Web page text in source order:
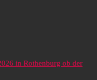
in Rothenburg ob der